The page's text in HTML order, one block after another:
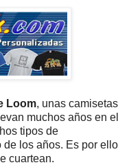
Loom, unas camisetas
muchos años en el
tipos de
los años. Es por ello
cuartean.